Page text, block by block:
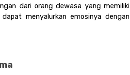
dari orang dewasa yang memiliki
menyalurkan emosinya dengan